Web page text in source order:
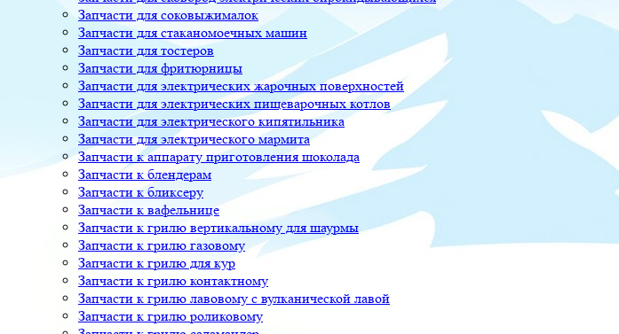
Запчасти для соковыжималок
Запчасти для стаканомоечных машин
Запчасти для тостеров
Запчасти для фритюрницы
Запчасти для электрических жарочных поверхностей
Запчасти для электрических пищеварочных котлов
Запчасти для электрического кипятильника
Запчасти для электрического мармита
Запчасти к аппарату приготовления шоколада
Запчасти к блендерам
Запчасти к бликсеру
Запчасти к вафельнице
Запчасти к грилю вертикальному для шаурмы
Запчасти к грилю газовому
Запчасти к грилю для кур
Запчасти к грилю контактному
Запчасти к грилю лавовому с вулканической лавой
Запчасти к грилю роликовому